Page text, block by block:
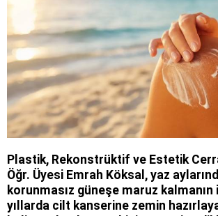
Plastik, Rekonstrüktif ve Estetik
Öğr. Üyesi Emrah Köksal, yaz
korunmasız güneşe maruz kalmanın
yıllarda cilt kanserine zemin